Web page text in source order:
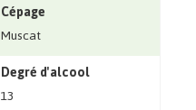
Cépage
Muscat
Degré d'alcool
13